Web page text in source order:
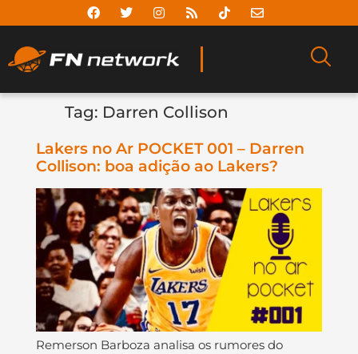
Tag: Darren Collison
Lakers no Ar POCKET 001 – Darren
Collison: boa adição ao Lakers?
Remerson Barboza analisa os rumores do